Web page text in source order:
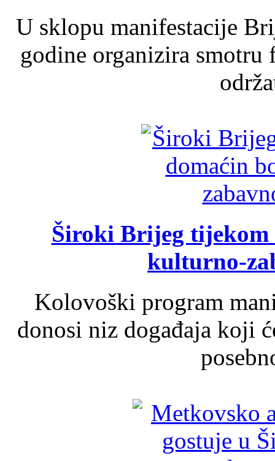
U sklopu manifestacije
godine organizira
Široki Brijeg tijekom
kulturno-
Kolovoški program
donosi niz događaja koji